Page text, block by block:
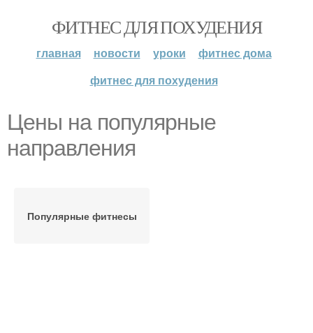
ФИТНЕС ДЛЯ ПОХУДЕНИЯ
главная новости уроки
фитнес дома
фитнес для похудения
Цены на популярные
направления
Популярные фитнесы